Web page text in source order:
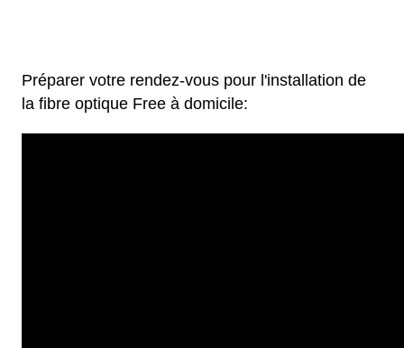
Préparer votre rendez-vous pour l'installation de
la fibre optique Free à domicile: